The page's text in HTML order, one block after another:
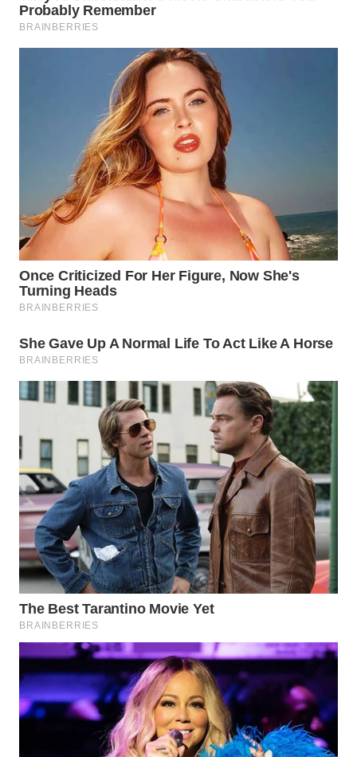
WN
TEBING
KARAWANG
WN
BEKASI
WN
BOGOR
DEPOK
WN
TAPANULI
WN
SAMOSIR
WN
PADANG
LAWAS
WN
SUMEDANG
WN
CIANJUR
WN
KEPULAUAN